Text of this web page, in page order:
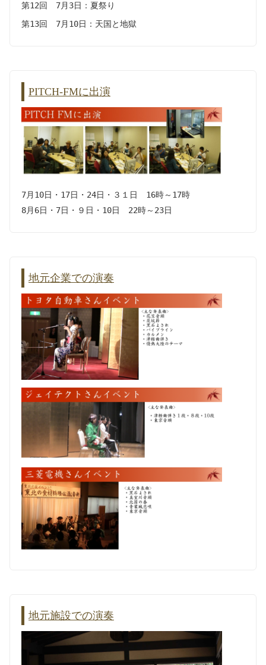
第12回 7月3日：夏祭り
第13回 7月10日：天国と地獄
PITCH-FMに出演
7月10日・17日・24日・３１日 16時～17時
8月6日・7日・９日・10日 22時～23日
地元企業での演奏
地元施設での演奏